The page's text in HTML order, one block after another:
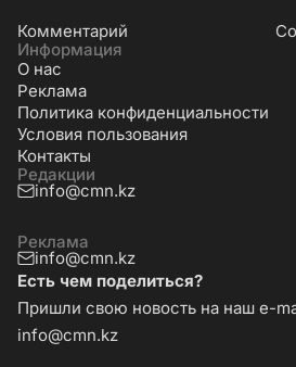
Комментарий
Информация
О нас
Реклама
Политика конфиденциальности
Условия пользования
Контакты
Редакции
info@cmn.kz
Реклама
info@cmn.kz
Есть чем поделиться?
Пришли свою новость на наш e-
info@cmn.kz